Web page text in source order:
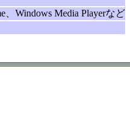
、Windows Media Playerなど